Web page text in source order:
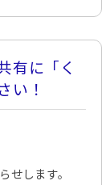
有に「く
い！
せします。